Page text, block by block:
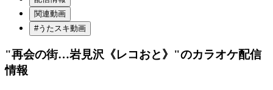
関連動画
#うたスキ動画
"再会の街…岩見沢《レコおと》"のカラオケ配信
情報